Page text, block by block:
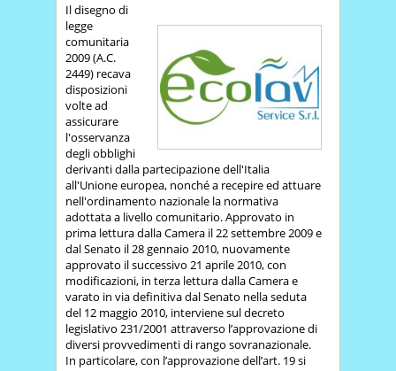
Il disegno di
legge
comunitaria
2009 (A.C.
2449) recava
disposizioni
volte ad
assicurare
l'osservanza
degli obblighi
derivanti dalla partecipazione dell'Italia
all'Unione europea, nonché a recepire ed attuare
nell'ordinamento nazionale la normativa
adottata a livello comunitario. Approvato in
prima lettura dalla Camera il 22 settembre 2009 e
dal Senato il 28 gennaio 2010, nuovamente
approvato il successivo 21 aprile 2010, con
modificazioni, in terza lettura dalla Camera e
varato in via definitiva dal Senato nella seduta
del 12 maggio 2010, interviene sul decreto
legislativo 231/2001 attraverso l’approvazione di
diversi provvedimenti di rango sovranazionale.
In particolare, con l’approvazione dell’art. 19 si